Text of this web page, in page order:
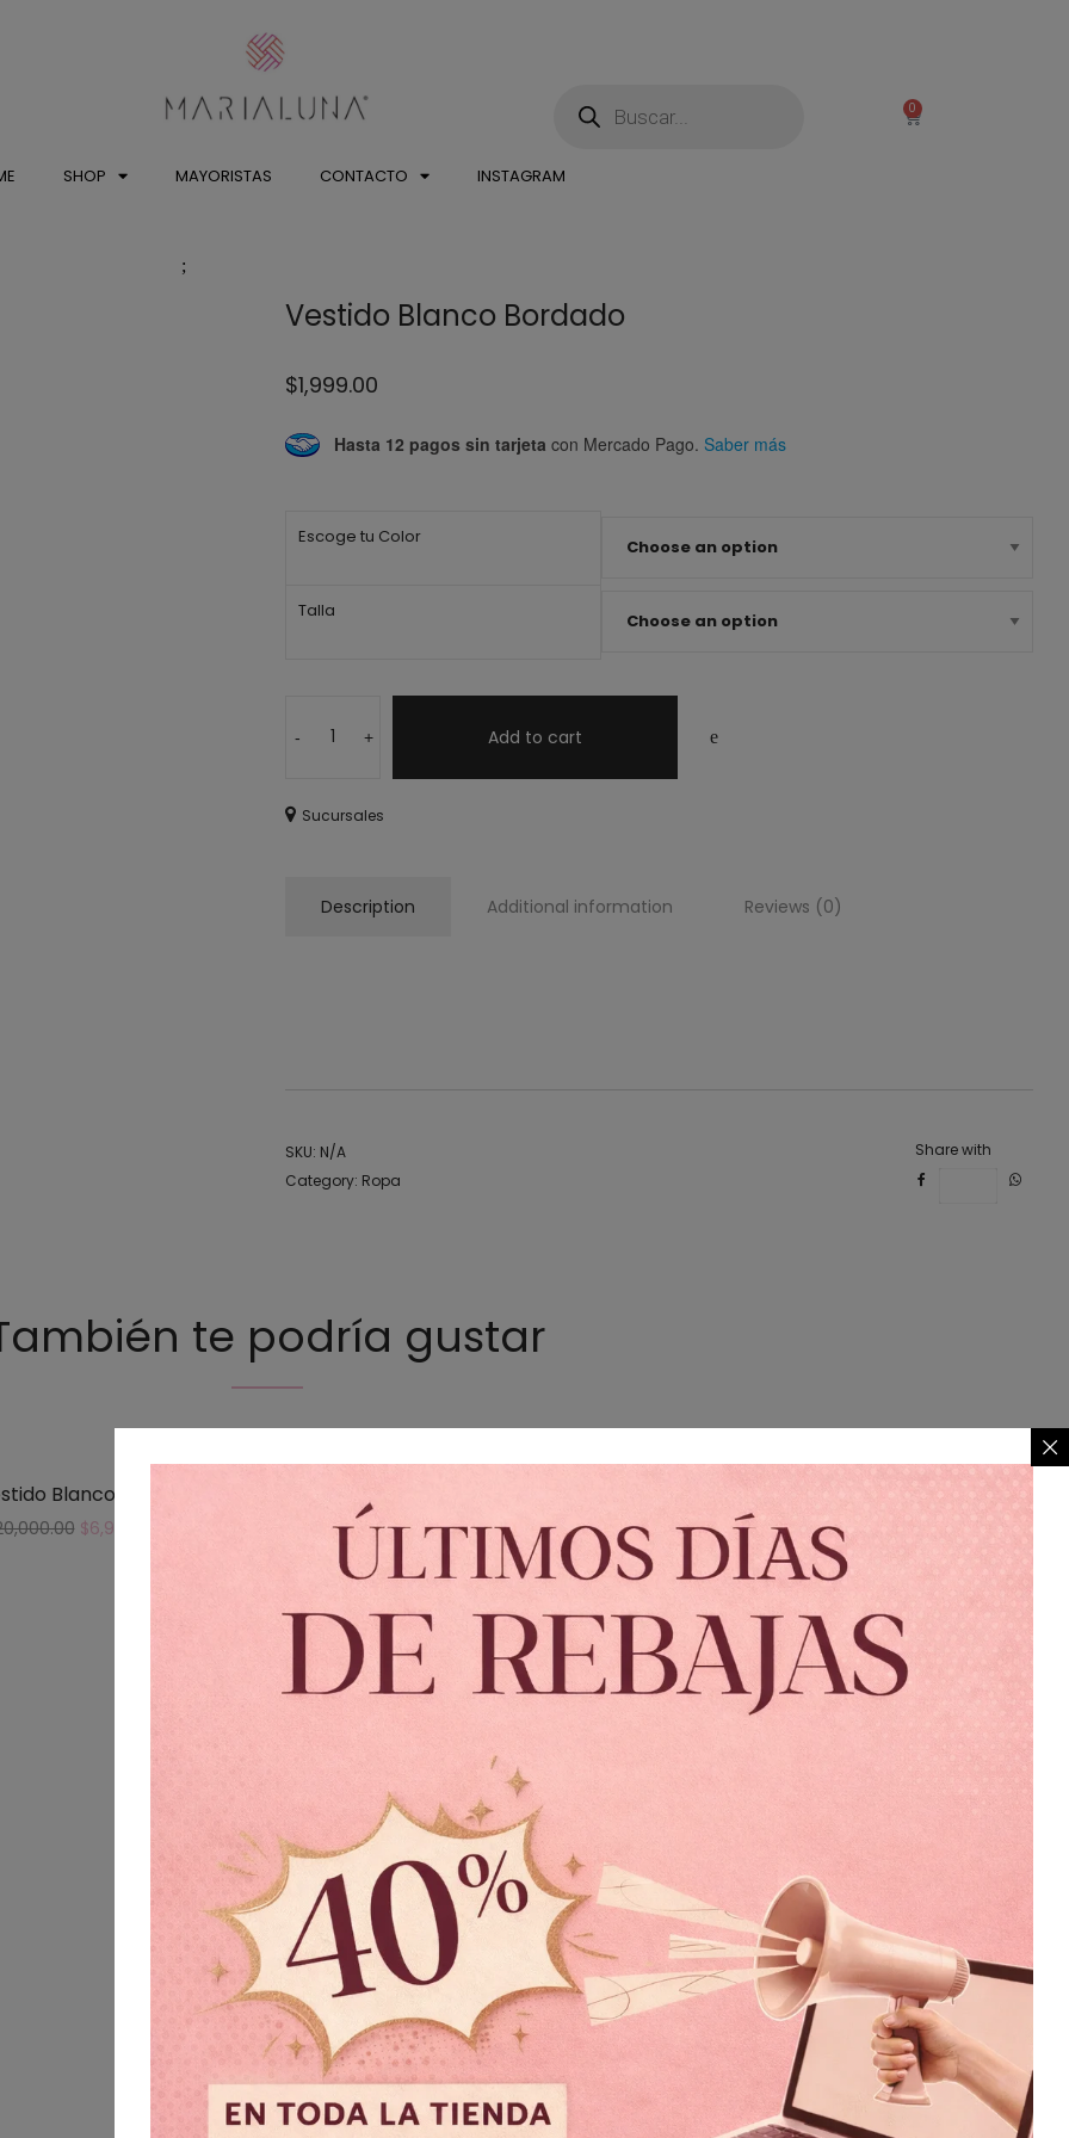
SHOP MAYORISTAS CONTACTO INSTAGRAM
0
Vestido Blanco Bordado
$1,999.00
Hasta 12 pagos sin tarjeta con Mercado Pago. Saber más
Escoge tu Color
Talla
- + Add to cart
Sucursales
Description Additional information Reviews (0)
SKU: N/A
Category: Ropa
Share with
te podría gustar
Blanco Boda
$6,999.00 $1,999.00
Vestido Rosa
$999.00